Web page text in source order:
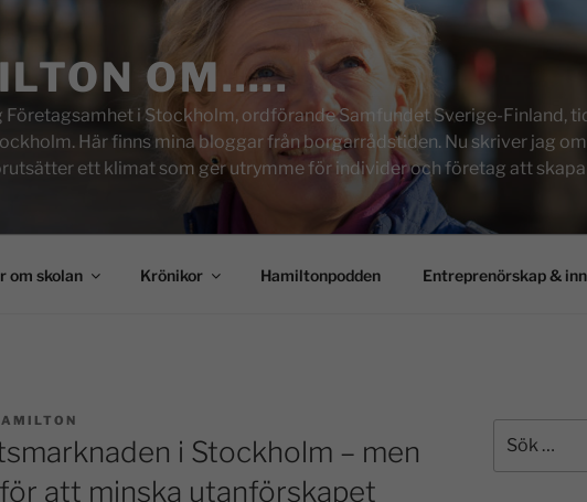
OM…..
Företagsamhet i Stockholm, ordförande Samfundet Sverige-Finland,
Här finns mina bloggar från borgarrådstiden. Nu skriver jag
ett klimat som ger utrymme för individer och företag att
om skolan Krönikor Hamiltonpodden Entreprenörskap &
i Stockholm – men
att minska utanförskapet